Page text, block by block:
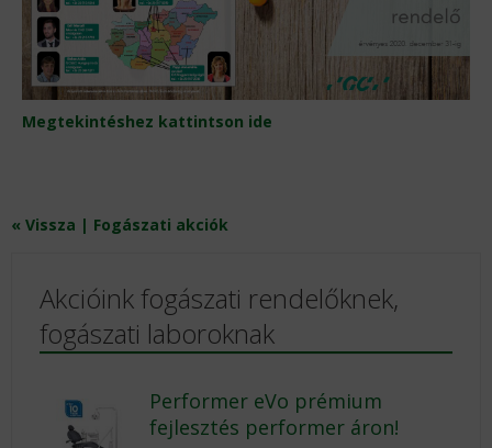
Megtekintéshez kattintson ide
« Vissza | Fogászati akciók
Akcióink fogászati rendelőknek,
fogászati laboroknak
Performer eVo prémium
fejlesztés performer áron!